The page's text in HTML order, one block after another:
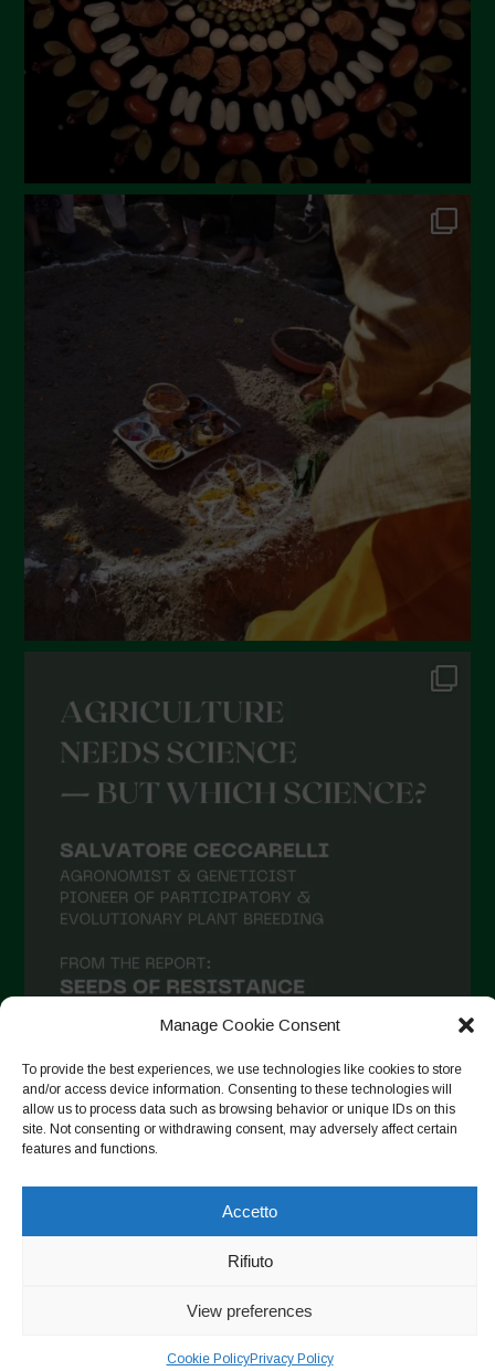
Manage Cookie Consent
To provide the best experiences, we use technologies like cookies to store
and/or access device information. Consenting to these technologies will
allow us to process data such as browsing behavior or unique IDs on this
site. Not consenting or withdrawing consent, may adversely affect certain
features and functions.
Accetto
Rifiuto
View preferences
Cookie PolicyPrivacy Policy
Aprile 2023
Marzo 2023
Febbraio 2023
Dicembre 2022
Novembre 2022
Ottobre 2022
Settembre 2022
Aprile 2022
Marzo 2022
Febbraio 2022
Gennaio 2022
Dicembre 2021
Novembre 2021
Settembre 2021
Agosto 2021
Luglio 2021
Aprile 2021
Febbraio 2021
Novembre 2020
Ottobre 2020 Segui su Instagram
Copyright © 2026. All rights reserved.Privacy Policy-